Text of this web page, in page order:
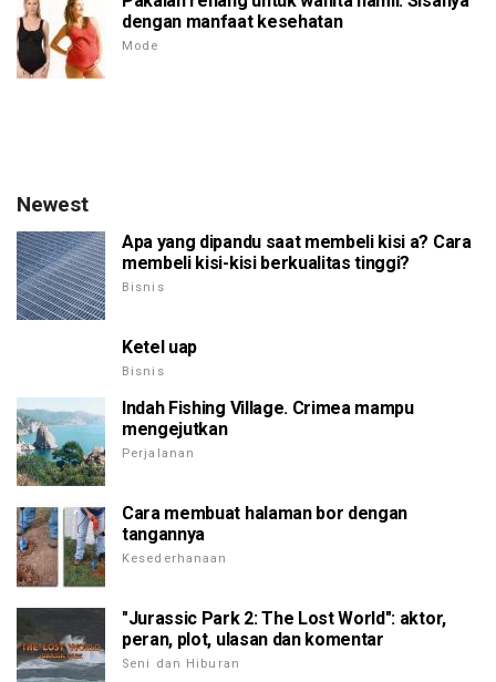
dengan manfaat kesehatan
Mode
Newest
Apa yang dipandu saat membeli kisi a? Cara
membeli kisi-kisi berkualitas tinggi?
Bisnis
Ketel uap
Bisnis
Indah Fishing Village. Crimea mampu
mengejutkan
Perjalanan
Cara membuat halaman bor dengan
tangannya
Kesederhanaan
"Jurassic Park 2: The Lost World": aktor,
peran, plot, ulasan dan komentar
Seni dan Hiburan